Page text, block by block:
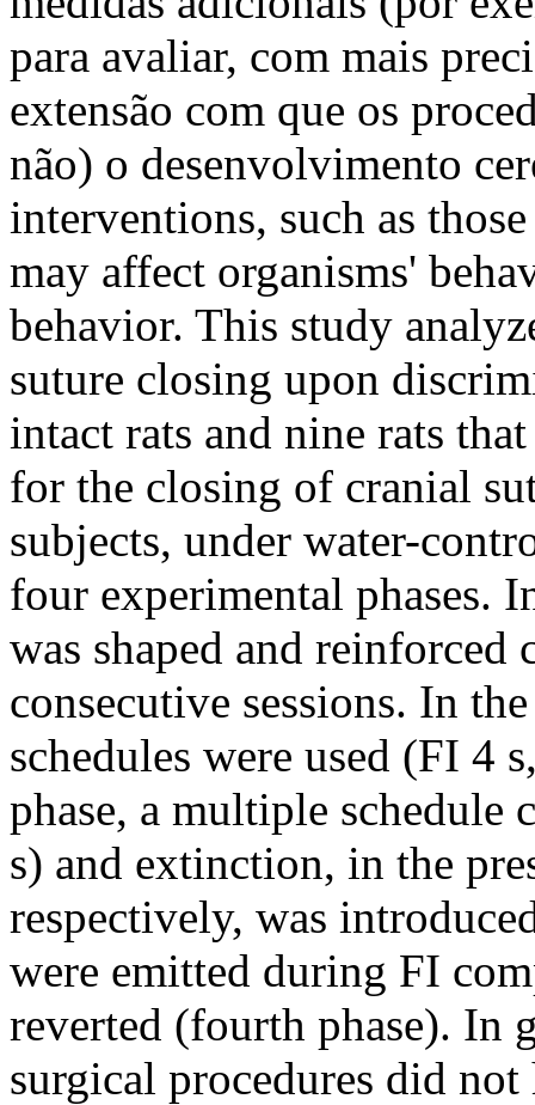
para avaliar, com mais
extensão com que os
não) o desenvolvimento
interventions, such as
may affect organisms'
behavior. This study
suture closing upon
intact rats and nine rats
for the closing of cranial
subjects, under water-
four experimental phases.
was shaped and
consecutive sessions. In
schedules were used (FI 4
phase, a multiple schedule
s) and extinction, in the
respectively, was
were emitted during FI
reverted (fourth phase). In
surgical procedures did